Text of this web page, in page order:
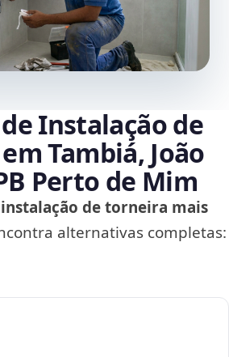
Instalação de
Tambiá, João
Perto de Mim
de torneira mais
alternativas completas: